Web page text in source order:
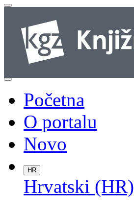
Početna
O portalu
Novo
HR
Hrvatski (HR)